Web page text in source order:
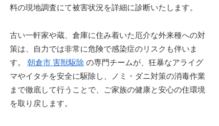
料の現地調査にて被害状況を詳細に診断いたします。
古い一軒家や蔵、倉庫に住み着いた厄介な外来種への対
策は、自力では非常に危険で感染症のリスクも伴いま
す。 朝倉市 害獣駆除 の専門チームが、狂暴なアライグ
マやイタチを安全に駆除し、ノミ・ダニ対策の消毒作業
まで徹底して行うことで、ご家族の健康と安心の住環境
を取り戻します。